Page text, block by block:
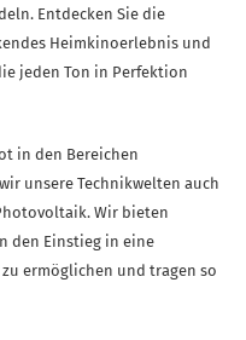
Entdecken Sie die
Heimkinoerlebnis und
jeden Ton in Perfektion
in den Bereichen
unsere Technikwelten auch
Wir bieten
den Einstieg in eine
ermöglichen und tragen so